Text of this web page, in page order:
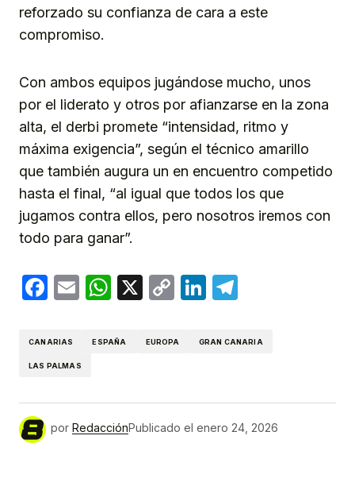
reforzado su confianza de cara a este
compromiso.
Con ambos equipos jugándose mucho, unos
por el liderato y otros por afianzarse en la zona
alta, el derbi promete “intensidad, ritmo y
máxima exigencia”, según el técnico amarillo
que también augura un en encuentro competido
hasta el final, “al igual que todos los que
jugamos contra ellos, pero nosotros iremos con
todo para ganar”.
Facebook
EmailWhatsApp
X
CopyLinkedIn
CANARIAS ESPAÑA EUROPA GRAN CANARIA
LAS PALMAS
por RedacciónPublicado el enero 24, 2026